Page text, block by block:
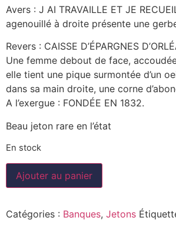
Avers : J AI TRAVAILLE ET JE
agenouillé à droite présente une
Revers : CAISSE D’ÉPARGNES
Une femme debout de face,
elle tient une pique surmontée d’un
dans sa main droite, une corne
A l’exergue : FONDÉE EN 1832.
Beau jeton rare en l’état
En stock
Ajouter au panier
Catégories : Banques, Jetons